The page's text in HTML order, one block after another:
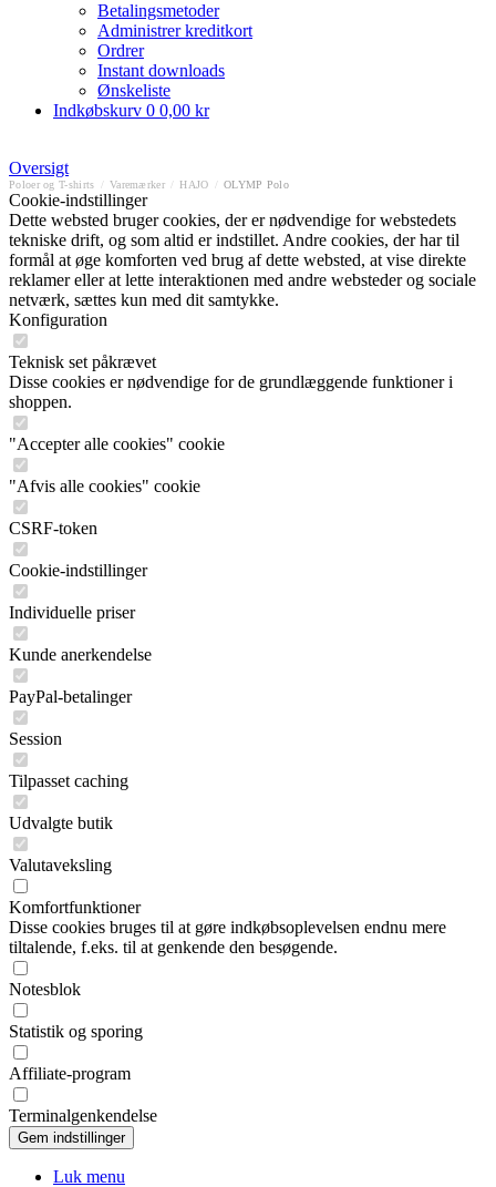
Betalingsmetoder
Administrer kreditkort
Ordrer
Instant downloads
Ønskeliste
Indkøbskurv 0 0,00 kr
Oversigt
Poloer og T-shirts Varemærker HAJO OLYMP Polo
Cookie-indstillinger
Dette websted bruger cookies, der er nødvendige for webstedets
tekniske drift, og som altid er indstillet. Andre cookies, der har til
formål at øge komforten ved brug af dette websted, at vise direkte
reklamer eller at lette interaktionen med andre websteder og sociale
netværk, sættes kun med dit samtykke.
Konfiguration
Teknisk set påkrævet
Disse cookies er nødvendige for de grundlæggende funktioner i
shoppen.
"Accepter alle cookies" cookie
"Afvis alle cookies" cookie
CSRF-token
Cookie-indstillinger
Individuelle priser
Kunde anerkendelse
PayPal-betalinger
Session
Tilpasset caching
Udvalgte butik
Valutaveksling
Komfortfunktioner
Disse cookies bruges til at gøre indkøbsoplevelsen endnu mere
tiltalende, f.eks. til at genkende den besøgende.
Notesblok
Statistik og sporing
Affiliate-program
Terminalgenkendelse
Luk menu